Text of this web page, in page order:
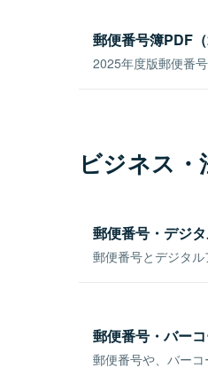
郵便番号簿PDF（
2025年度版郵便番
ビジネス
郵便番号・デジ
郵便番号とデジタル
郵便番号・バー
郵便番号や、バーコ